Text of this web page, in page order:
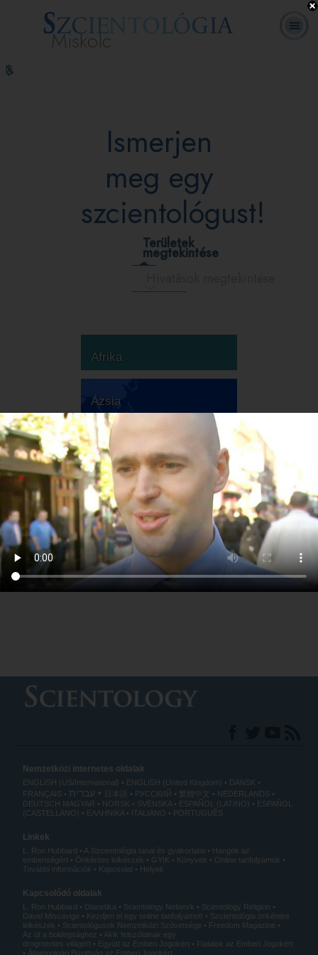
Miskolc
Hubbard
Ismerjen
meg egy
szcientológust!
Területek
megtekintése
Afrika
Ázsia
Ausztrália
Európa
Dél-Amerika
Észak-Amerika
Nemzetközi internetes oldalak
ENGLISH (US/International) ENGLISH (United Kingdom)
DANSK
FRANÇAIS
עברית 日本語 РУССКИЙ 繁體中文
NEDERLANDS
DEUTSCH MAGYAR NORSK SVENSKA ESPAÑOL (LATINO)
ESPAÑOL
(CASTELLANO)
ΕΛΛΗΝΙΚA ITALIANO PORTUGUÊS
Linkek
L. Ron Hubbard A Szcientológia tanai és gyakorlatai
Hangok az
emberiségért
Önkéntes lelkészek GYIK Könyvek
Online tanfolyamok
További információk
Kapcsolat Helyek
Kapcsolódó oldalak
L. Ron Hubbard Dianetika Scientology Network
Scientology Religion
David Miscavige
Kezdjen el egy online tanfolyamot!
Szcientológia önkéntes
lelkészek
Scientológusok Nemzetközi Szövetsége
Freedom Magazine
Az út a boldogsághoz
Akik felszólalnak egy
drogmentes világért
Együtt az Emberi Jogokért
Fiatalok az Emberi Jogokért
Állampolgári Bizottság az Emberi Jogokért